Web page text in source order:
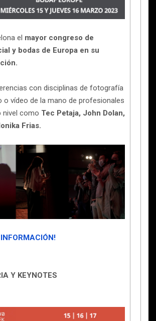
el mayor congreso de
y bodas de Europa en su
con disciplinas de fotografía
o vídeo de la mano de profesionales
nivel como Tec Petaja, John Dolan,
Frias.
Y KEYNOTES